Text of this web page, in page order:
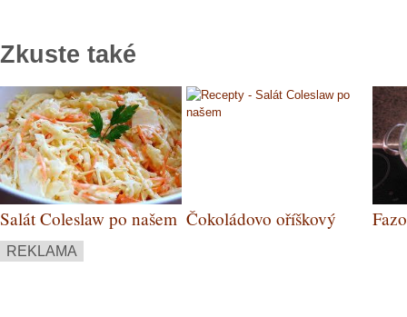
Zkuste také
Salát Coleslaw po našem Čokoládovo oříškový
REKLAMA